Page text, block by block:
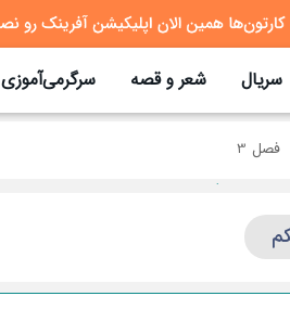
سریال شعر و قصه سرگرمی‌آموزی
فصل 3